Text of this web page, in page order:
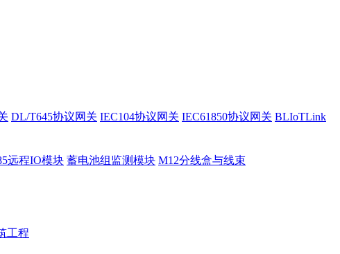
DL/T645协议网关 IEC104协议网关 IEC61850协议网关 BLIoTLink
远程IO模块 蓄电池组监测模块 M12分线盒与线束
工程